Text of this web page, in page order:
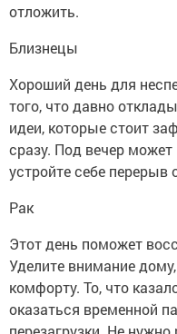
отложить.
Близнецы
Хороший день для
того, что давно
идеи, которые стоит
сразу. Под вечер
устройте себе
Рак
Этот день поможет
Уделите внимание
комфорту. То, что
оказаться временной